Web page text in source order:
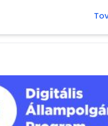
hogy az uniós
tartózkodásuk